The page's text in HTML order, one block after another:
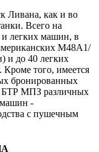
Ливана, как и во
Всего на
легких машин, в
М48А1/
и до 40 легких
того, имеется
бронированных
БТР МПЗ различных
-
с пушечным